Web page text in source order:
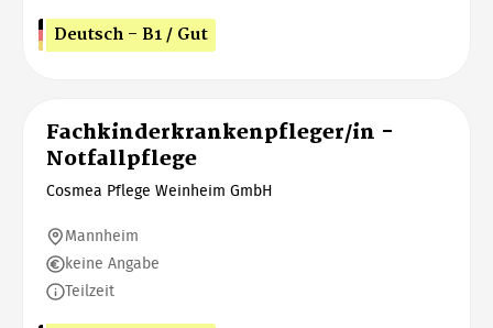
Deutsch - B1 / Gut
Fachkinderkrankenpfleger/in -
Notfallpflege
Cosmea Pflege Weinheim GmbH
Mannheim
keine Angabe
Teilzeit